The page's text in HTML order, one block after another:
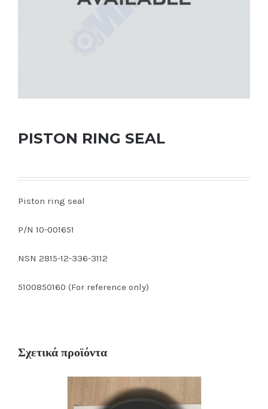
PISTON RING SEAL
Piston ring seal
P/N 10-001651
NSN 2815-12-336-3112
5100850160 (For reference only)
Σχετικά προϊόντα